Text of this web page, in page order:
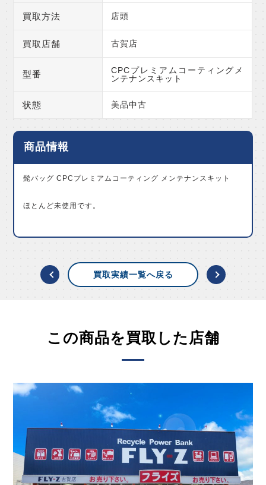
買取方法 店頭
買取店舗 古賀店
型番
CPCプレミアムコーティングメ
ンテナンスキット
状態 美品中古
商品情報
髭バッグ CPCプレミアムコーティング メンテナンスキット
ほとんど未使用です。
買取実績一覧へ戻る
この商品を買取した店舗